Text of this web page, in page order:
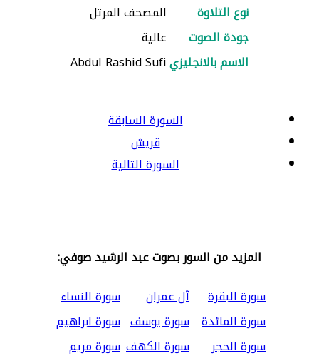
نوع التلاوة
المصحف المرتل
جودة الصوت
عالية
الاسم بالانجليزيAbdul Rashid Sufi
السورة السابقة
قريش
السورة التالية
المزيد من السور بصوت عبد الرشيد صوفي:
سورة البقرة
آل عمران
سورة النساء
سورة المائدة سورة يوسف سورة ابراهيم
سورة الحجر
سورة الكهف سورة مريم